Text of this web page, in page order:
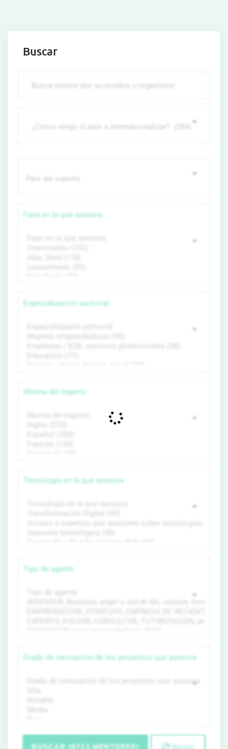
Buscar
Fase en la que asesora
Especialización sectorial
Idioma del experto
Tecnología en la que asesora
Tipo de agente
Grado de innovación de los proyectos que asesora
BUSCAR (6711 MENTORES) Reset